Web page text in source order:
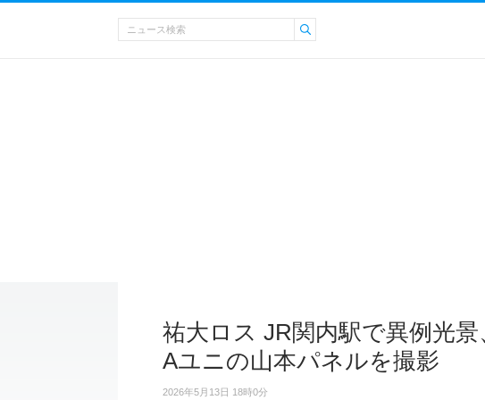
祐大ロス JR関内駅で異例光
Aユニの山本パネルを撮影
2026年5月13日 18時0分